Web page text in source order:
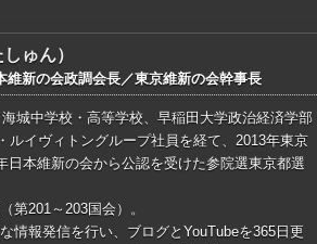
ゅん）
維新の会政調会長／東京維新の会幹事長
城中学校・高等学校、早稲田大学政治経済学部
ルイヴィトングループ社員を経て、2013年東京
日本維新の会から公認を受けた参院選東京都選
第201～203国会）。
情報発信を行い、ブログとYouTubeを365日更